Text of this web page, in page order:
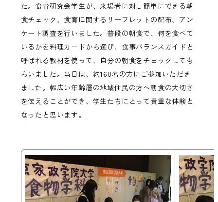
た。食育研究会学生が、来場者に対し簡単にできる朝
食チェック、食育に関するリーフレットの配布、アン
ケート調査を行いました。普段の朝食で、何を食べて
いるかを料理カードから選び、食事バランスガイドと
呼ばれる教材を使って、自分の朝食をチェックしても
らいました。当日は、約160名の方にご参加いただき
ました。幅広い年齢層の地域住民の方へ朝食の大切さ
を伝えることができ、学生たちにとって貴重な体験と
なったと思います。